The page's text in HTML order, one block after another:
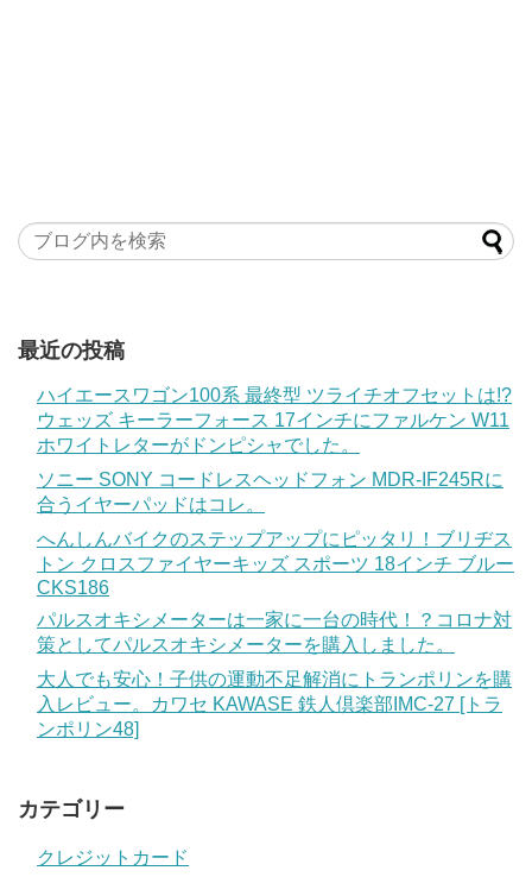
最近の投稿
ハイエースワゴン100系 最終型 ツライチオフセットは!?
ウェッズ キーラーフォース 17インチにファルケン W11
ホワイトレターがドンピシャでした。
ソニー SONY コードレスヘッドフォン MDR-IF245Rに
合うイヤーパッドはコレ。
へんしんバイクのステップアップにピッタリ！ブリヂス
トン クロスファイヤーキッズ スポーツ 18インチ ブルー
CKS186
パルスオキシメーターは一家に一台の時代！？コロナ対
策としてパルスオキシメーターを購入しました。
大人でも安心！子供の運動不足解消にトランポリンを購
入レビュー。カワセ KAWASE 鉄人倶楽部IMC-27 [トラ
ンポリン48]
カテゴリー
クレジットカード